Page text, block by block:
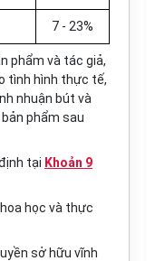
7 - 23%
phẩm và tác giả,
tình hình thực tế,
nhuận bút và
phẩm sau
tại Khoản 9
học và thực
sở hữu vĩnh